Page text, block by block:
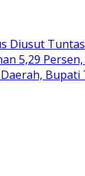
Diusut Tuntas
5,29
Bupati